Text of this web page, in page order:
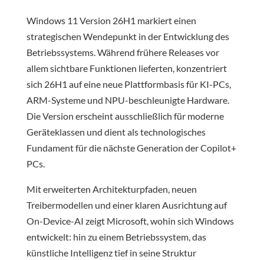
Windows 11 Version 26H1 markiert einen
strategischen Wendepunkt in der Entwicklung des
Betriebssystems. Während frühere Releases vor
allem sichtbare Funktionen lieferten, konzentriert
sich 26H1 auf eine neue Plattformbasis für KI-PCs,
ARM-Systeme und NPU-beschleunigte Hardware.
Die Version erscheint ausschließlich für moderne
Geräteklassen und dient als technologisches
Fundament für die nächste Generation der Copilot+
PCs.
Mit erweiterten Architekturpfaden, neuen
Treibermodellen und einer klaren Ausrichtung auf
On-Device-AI zeigt Microsoft, wohin sich Windows
entwickelt: hin zu einem Betriebssystem, das
künstliche Intelligenz tief in seine Struktur